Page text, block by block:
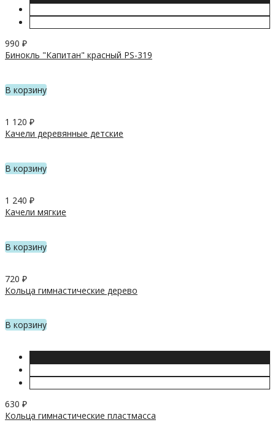
990 ₽
Бинокль "Капитан" красный PS-319
В корзину
1 120 ₽
Качели деревянные детские
В корзину
1 240 ₽
Качели мягкие
В корзину
720 ₽
Кольца гимнастические дерево
В корзину
630 ₽
Кольца гимнастические пластмасса